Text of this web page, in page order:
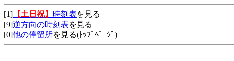
[1] 【土日祝】 時刻表を見る
[9]逆方向の時刻表を見る
[0]他の停留所を見る(ﾄｯﾌﾟﾍﾟｰｼﾞ)